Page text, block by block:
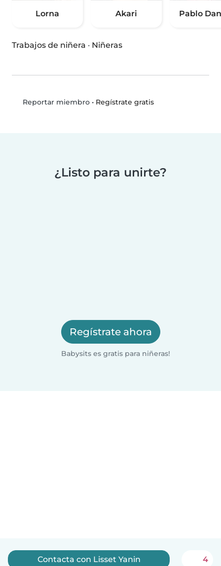
Lorna Akari Pablo
Trabajos de niñera · Niñeras
Reportar miembro• Regístrate gratis
¿Listo para unirte?
Regístrate ahora
Babysits es gratis para niñeras!
Contacta con Lisset Yanin 4